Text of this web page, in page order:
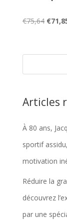
€75,64 Le
était :
€
Articles
À 80 ans,
sportif
motivation
Réduire la
découvrez
par une